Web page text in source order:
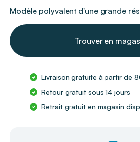
Modèle polyvalent d'une grande
Trouver en
Livraison gratuite à partir de
Retour gratuit sous 14 jours
Retrait gratuit en magasin